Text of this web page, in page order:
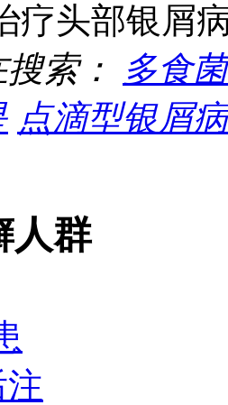
疗头部银屑
索：
多食
点滴型银屑
人群